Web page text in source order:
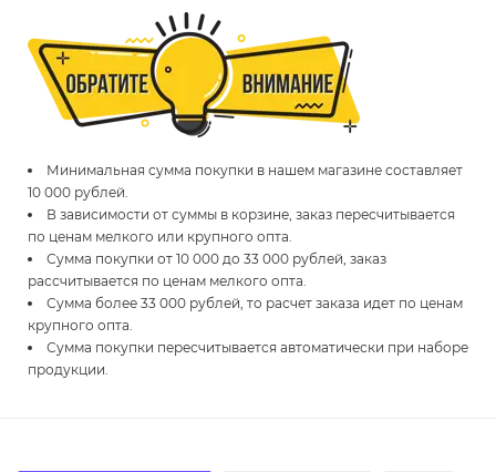
Минимальная сумма покупки в нашем магазине составляет
10 000 рублей.
В зависимости от суммы в корзине, заказ пересчитывается
по ценам мелкого или крупного опта.
Сумма покупки от 10 000 до 33 000 рублей, заказ
рассчитывается по ценам мелкого опта.
Сумма более 33 000 рублей, то расчет заказа идет по ценам
крупного опта.
Сумма покупки пересчитывается автоматически при наборе
продукции.